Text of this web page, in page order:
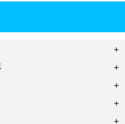
+
+
+
+
+